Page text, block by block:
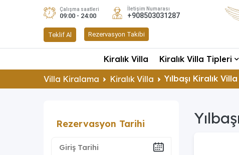
Çalışma saatleri
09:00 - 24:00
İletişim Numarası
+908503031287
Teklif Al Rezervasyon Takibi
Kiralık Villa Kiralık Villa Tipleri
Villa Kiralama
Kiralık Villa Yılbaşı Kiralık Villa
Rezervasyon Tarihi